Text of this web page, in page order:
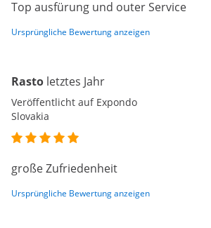
Top ausfürung und outer Service
Ursprüngliche Bewertung anzeigen
Rasto letztes Jahr
Veröffentlicht auf Expondo
Slovakia
große Zufriedenheit
Ursprüngliche Bewertung anzeigen